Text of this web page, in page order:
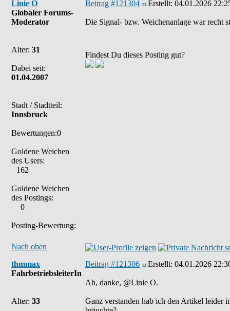
Linie O
Globaler Forums-
Moderator
Alter: 31
Dabei seit:
01.04.2007
Stadt / Stadtteil:
Innsbruck
Bewertungen:0
Goldene Weichen
des Users:
162
Goldene Weichen
des Postings:
0
Posting-Bewertung:
Beitrag #121304 Erstellt: 04.01.2026
Die Signal- bzw. Weichenanlage war recht
Findest Du dieses Posting gut?
Nach oben
thmmax
FahrbetriebsleiterIn
Alter: 33
Beitrag #121306 Erstellt: 04.01.2026
Ah, danke, @Linie O.
Ganz verstanden hab ich den Artikel leider